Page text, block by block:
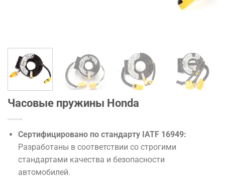
Часовые пружины Honda
Сертифицировано по стандарту IATF 16949:
Разработаны в соответствии со строгими
стандартами качества и безопасности
автомобилей.